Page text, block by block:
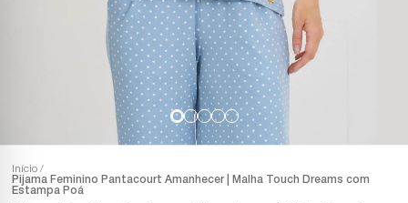
Início
Pijama Feminino Pantacourt Amanhecer | Malha Touch Dreams com
Estampa Poá